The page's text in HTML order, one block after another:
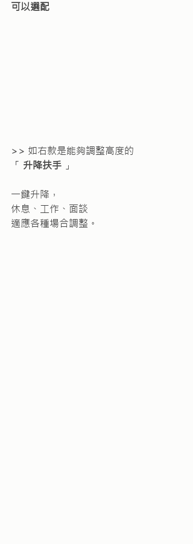
可以選配
>> 如右款是能夠調整高度的
「 升降扶手 」
一鍵升降，
休息、工作、面談
適應各種場合調整。